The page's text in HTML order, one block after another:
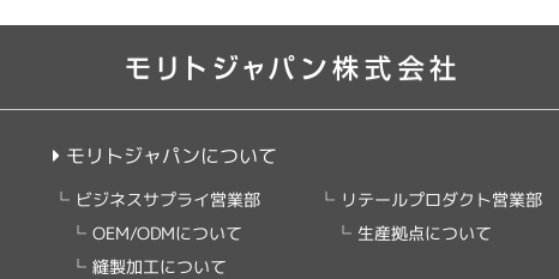
モリトジャパンについて
ビジネスサプライ営業部
OEM/ODMについて
縫製加工について
リテールプロダクト営業部
生産拠点について